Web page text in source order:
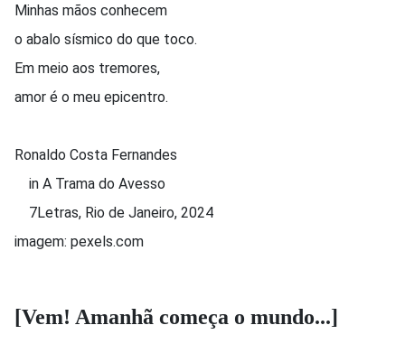
Minhas mãos conhecem
o abalo sísmico do que toco.
Em meio aos tremores,
amor é o meu epicentro.
Ronaldo Costa Fernandes
in A Trama do Avesso
7Letras, Rio de Janeiro, 2024
imagem: pexels.com
[Vem! Amanhã começa o mundo...]